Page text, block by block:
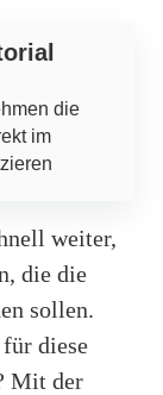
die
im
weiter,
die die
sollen.
diese
Mit der